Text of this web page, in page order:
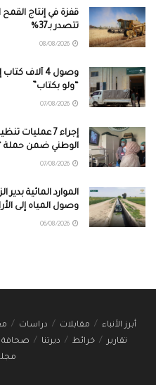
تتصدر بـ37%
وصول 4 آلاف
“ولو بكتاب”
إجراء 7
الوطني ضمن حملة
الموارد المائية
وصول المياه إلى
أبرز الأنباء مقابلات دراسات
تقارير
خرائط ديرتنا صحافة